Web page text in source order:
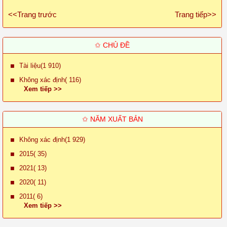
<<Trang trước Trang tiếp>>
✩ CHỦ ĐỀ
Tài liệu(1 910)
Không xác định( 116)
Xem tiếp >>
✩ NĂM XUẤT BẢN
Không xác định(1 929)
2015( 35)
2021( 13)
2020( 11)
2011( 6)
Xem tiếp >>